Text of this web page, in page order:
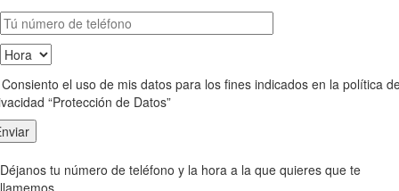
el uso de mis datos para los fines indicados en la política
“Protección de Datos”
Déjanos tu número de teléfono y la hora a la que quieres que te